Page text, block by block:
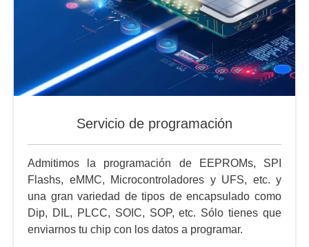
Servicio de programación
Admitimos la programación de EEPROMs, SPI
Flashs, eMMC, Microcontroladores y UFS, etc. y
una gran variedad de tipos de encapsulado como
Dip, DIL, PLCC, SOIC, SOP, etc. Sólo tienes que
enviarnos tu chip con los datos a programar.